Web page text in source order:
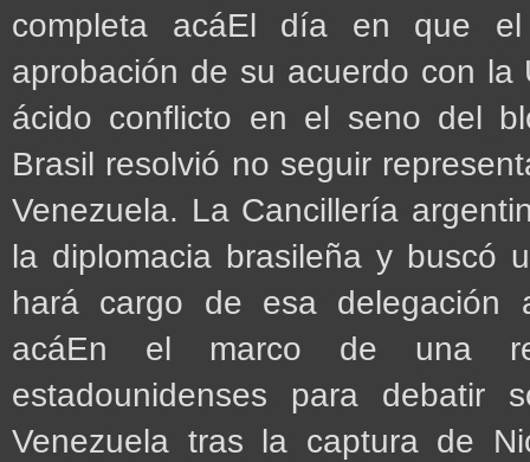
completa acáEl día en que
aprobación de su acuerdo con
ácido conflicto en el seno del
Brasil resolvió no seguir
Venezuela. La Cancillería
la diplomacia brasileña y buscó
hará cargo de esa delegación
acáEn el marco de una
estadounidenses para debatir
Venezuela tras la captura de